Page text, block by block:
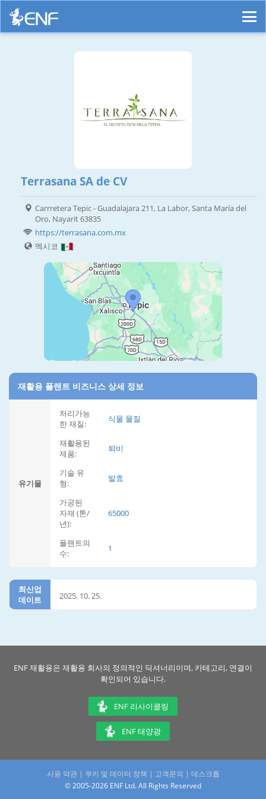
Terrasana SA de CV
Carrretera Tepic - Guadalajara 211, La Labor, Santa María del
Oro, Nayarit 63835
https://terrasana.com.mx
멕시코
재활용 플랜트 비즈니스 상세 정보
유기물
처리가능
한 재질:
식물 물질
재활용된
제품:
퇴비
기술 유
형:
발효
가공된
자재 (톤/
년):
65000
플랜트의
수:
1
최신업
데이트
2025. 10. 25.
ENF 재활용은 재활용 회사의 정의적인 딕셔너리이며, 카테고리, 연결이
확인되어 있습니다.
ENF 리사이클링
ENF 태양광
사용 약관| 쿠키 및 데이터 정책 | 고객문의 | 데스크톱
© 2005-2026 ENF Ltd. All Rights Reserved